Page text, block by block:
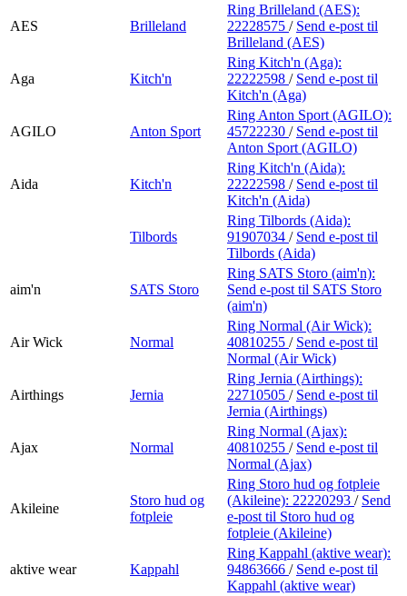
AES Brilleland
Ring Brilleland (AES):
22228575 / Send e-post til
Brilleland (AES)
Aga Kitch'n
Ring Kitch'n (Aga):
22222598 / Send e-post til
Kitch'n (Aga)
AGILO Anton Sport
Ring Anton Sport (AGILO):
45722230 / Send e-post til
Anton Sport (AGILO)
Aida Kitch'n
Ring Kitch'n (Aida):
22222598 / Send e-post til
Kitch'n (Aida)
Tilbords
Ring Tilbords (Aida):
91907034 / Send e-post til
Tilbords (Aida)
aim'n SATS Storo
Ring SATS Storo (aim'n):
Send e-post til SATS Storo
(aim'n)
Air Wick Normal
Ring Normal (Air Wick):
40810255 / Send e-post til
Normal (Air Wick)
Airthings Jernia
Ring Jernia (Airthings):
22710505 / Send e-post til
Jernia (Airthings)
Ajax Normal
Ring Normal (Ajax):
40810255 / Send e-post til
Normal (Ajax)
Akileine
Storo hud og
fotpleie
Ring Storo hud og fotpleie
(Akileine): 22220293 / Send
e-post til Storo hud og
fotpleie (Akileine)
aktive wear Kappahl
Ring Kappahl (aktive wear):
94863666 / Send e-post til
Kappahl (aktive wear)